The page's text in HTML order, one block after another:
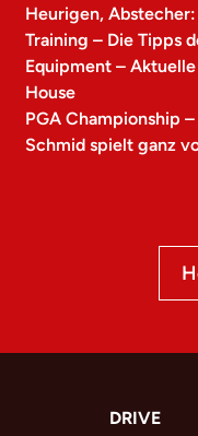
Heurigen,
Training – Die Tipps
Equipment –
House
PGA Championship
Schmid spielt ganz
DRIVE